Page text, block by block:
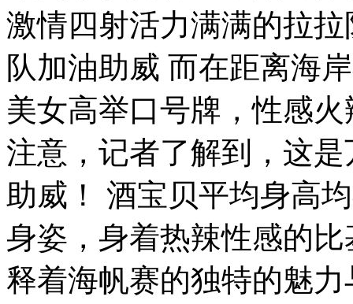
激情四射活力满满的拉
队加油助威 而在距离海
美女高举口号牌，性感
注意，记者了解到，这
助威！ 酒宝贝平均身高
身姿，身着热辣性感的
释着海帆赛的独特的魅